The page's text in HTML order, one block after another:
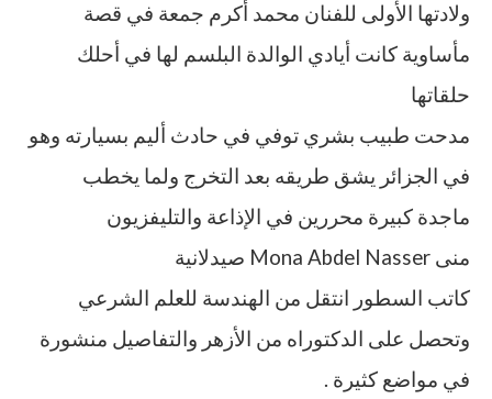
ولادتها الأولى للفنان محمد أكرم جمعة في قصة
مأساوية كانت أيادي الوالدة البلسم لها في أحلك
حلقاتها
مدحت طبيب بشري توفي في حادث أليم بسيارته وهو
في الجزائر يشق طريقه بعد التخرج ولما يخطب
ماجدة كبيرة محررين في الإذاعة والتليفزيون
منى Mona Abdel Nasser صيدلانية
كاتب السطور انتقل من الهندسة للعلم الشرعي
وتحصل على الدكتوراه من الأزهر والتفاصيل منشورة
في مواضع كثيرة .